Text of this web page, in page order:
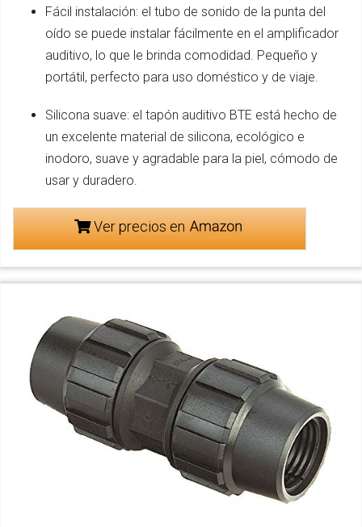
Fácil instalación: el tubo de sonido de la punta del
oído se puede instalar fácilmente en el amplificador
auditivo, lo que le brinda comodidad. Pequeño y
portátil, perfecto para uso doméstico y de viaje.
Silicona suave: el tapón auditivo BTE está hecho de
un excelente material de silicona, ecológico e
inodoro, suave y agradable para la piel, cómodo de
usar y duradero.
Ver precios en